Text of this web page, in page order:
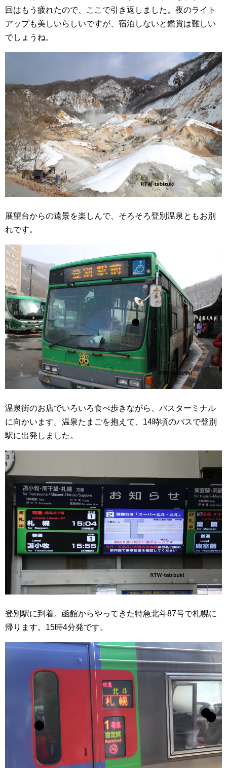
回はもう疲れたので、ここで引き返しました。夜のライト
アップも美しいらしいですが、宿泊しないと鑑賞は難しい
でしょうね。
展望台からの遠景を楽しんで、そろそろ登別温泉ともお別
れです。
温泉街のお店でいろいろ食べ歩きながら、バスターミナル
に向かいます。温泉たまごを抱えて、14時頃のバスで登別
駅に出発しました。
登別駅に到着。函館からやってきた特急北斗87号で札幌に
帰ります。15時4分発です。